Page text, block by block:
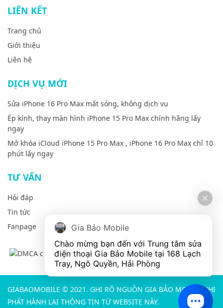
LIÊN KẾT
Trang chủ
Giới thiệu
Liên hệ
DỊCH VỤ MỚI
Sửa iPhone 16 Pro Max mất sóng, không dịch vụ
Ép kính, thay màn hình iPhone 15 Pro Max chính hãng lấy
ngay
Mở khóa iCloud iPhone 15 Pro Max , iPhone 16 Pro Max chỉ 10
phút lấy ngay
TƯ VẤN
Hỏi đáp
Tin tức
Fanpage
GIABAOMOBILE © 2021. GHI RÕ NGUỒN GIA BẢO MOBILE KHI
PHÁT HÀNH LẠI THÔNG TIN TỪ WEBSITE NÀY.
Gia Bảo Mobile
Chào mừng bạn đến với Trung tâm sửa
điện thoại Gia Bảo Mobile tại 168 Lạch
Tray, Ngô Quyền, Hải Phòng